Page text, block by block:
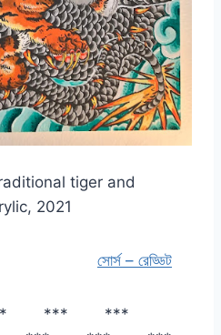
tiger and
2021
সোর্স – রেড্ডিট
*** ***